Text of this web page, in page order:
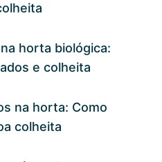
horta biológica:
e colheita
na horta: Como
colheita